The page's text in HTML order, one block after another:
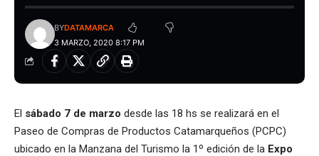
3 MARZO, 2020 8:17 PM
BYDATAMARCA
El sábado 7 de marzo desde las 18 hs se realizará en el
Paseo de Compras de Productos Catamarqueños (PCPC)
ubicado en la Manzana del Turismo la 1º edición de la Expo